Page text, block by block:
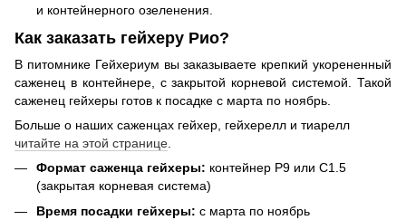
и контейнерного озеленения.
Как заказать гейхеру Рио?
В питомнике Гейхериум вы заказываете крепкий укорененный
саженец в контейнере, с закрытой корневой системой. Такой
саженец гейхеры готов к посадке с марта по ноябрь.
Больше о наших саженцах гейхер, гейхерелл и тиарелл
читайте на этой странице
Формат саженца гейхеры: контейнер P9 или C1.5
(закрытая корневая система)
Время посадки гейхеры: с марта по ноябрь